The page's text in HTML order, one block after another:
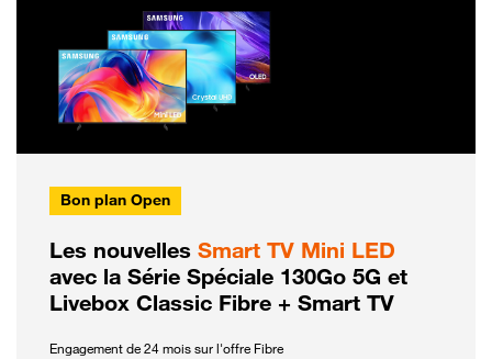
Bon plan Open
Les nouvelles Smart TV Mini LED
avec la Série Spéciale 130Go 5G et
Livebox Classic Fibre + Smart TV
Engagement de 24 mois sur l'offre Fibre